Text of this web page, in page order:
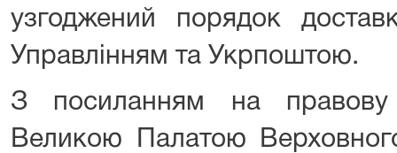
узгоджений порядок
Управлінням та Укрпоштою.
З посиланням на правову
Великою Палатою